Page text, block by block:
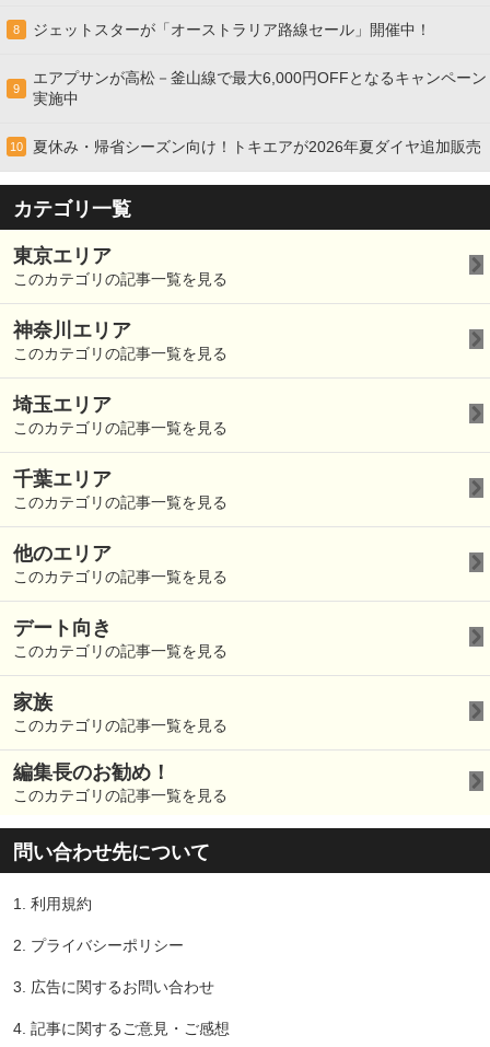
8 ジェットスターが「オーストラリア路線セール」開催中！
9
エアプサンが高松－釜山線で最大6,000円OFFとなるキャンペーン
実施中
10 夏休み・帰省シーズン向け！トキエアが2026年夏ダイヤ追加販売
カテゴリ一覧
東京エリア
このカテゴリの記事一覧を見る
神奈川エリア
このカテゴリの記事一覧を見る
埼玉エリア
このカテゴリの記事一覧を見る
千葉エリア
このカテゴリの記事一覧を見る
他のエリア
このカテゴリの記事一覧を見る
デート向き
このカテゴリの記事一覧を見る
家族
このカテゴリの記事一覧を見る
編集長のお勧め！
このカテゴリの記事一覧を見る
問い合わせ先について
1. 利用規約
2. プライバシーポリシー
3. 広告に関するお問い合わせ
4. 記事に関するご意見・ご感想